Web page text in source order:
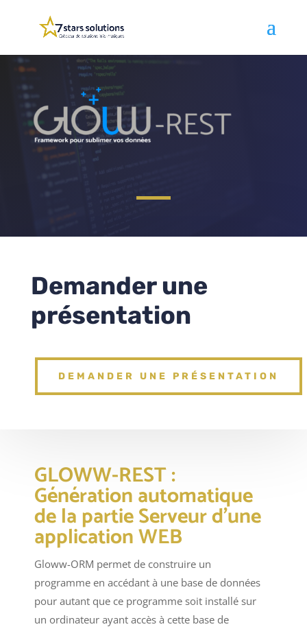
Demander une
présentation
DEMANDER UNE PRÉSENTATION
GLOWW-REST :
Génération automatique
de la partie Serveur d’une
application WEB
Gloww-ORM permet de construire un
programme en accédant à une base de données
pour autant que ce programme soit installé sur
un ordinateur ayant accès à cette base de